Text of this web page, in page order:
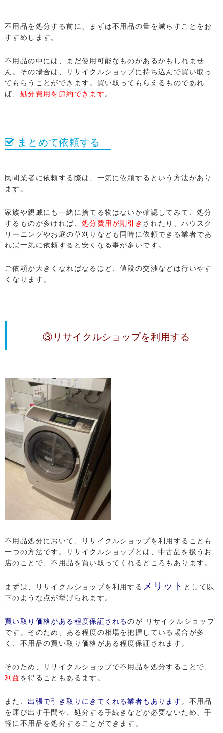
不用品を処分する前に、まずは不用品の量を減らすことをお
すすめします。
不用品の中には、まだ使用可能なものがあるかもしれませ
ん。その場合は、リサイクルショップに持ち込んで買い取っ
てもらうことができます。買い取ってもらえるものであれ
ば、 処分費用を節約できます 。
まとめて依頼する
民間業者に依頼する際は、一気に依頼するという方法があり
ます。
家族や親戚にも一緒に捨てる物はないか確認してみて、処分
するものが多ければ、 処分費用が割引き されたり、ハウスク
リーニングやお庭の草刈りなども同時に依頼できる業者であ
れば一気に依頼すると安くなる事が多いです。
ご依頼が大きくなればなるほど、値段の交渉などは行いやす
くなります。
③リサイクルショップを利用する
不用品処分において、リサイクルショップを利用することも
一つの方法です。リサイクルショップとは、中古品を扱うお
店のことで、不用品を買い取ってくれるところもあります。
まずは、リサイクルショップを利用する メリット として以
下のような点が挙げられます。
買い取り価格がある程度保証されるのが リサイクルショップ
です。そのため、ある程度の相場を把握している場合が多
く、不用品の買い取り価格がある程度保証されます。
そのため、リサイクルショップで不用品を処分することで、
利益 を得ることもあるます。
また、出張で引き取りにきてくれる業者もあります 。不用品
を運び出す手間や、処分する手続きなどが必要ないため、手
軽に不用品を処分することができます。